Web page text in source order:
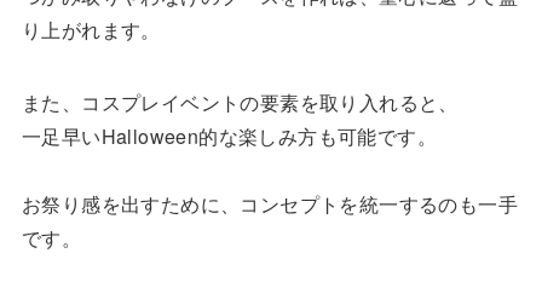
り上がれます。
また、コスプレイベントの要素を取り入れると、
一足早いHalloween的な楽しみ方も可能です。
お祭り感を出すために、コンセプトを統一するのも一手
です。